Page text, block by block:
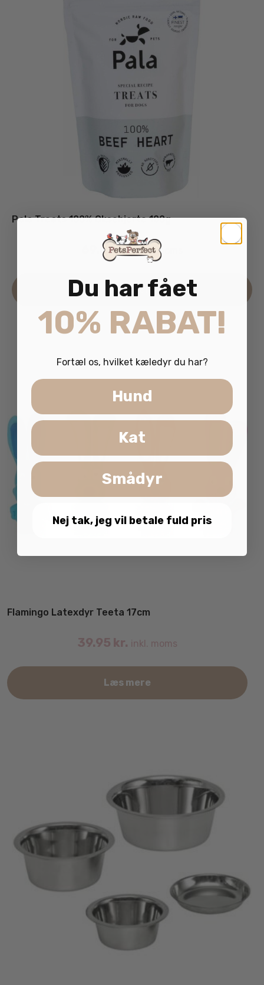
Pala Treats 100% Oksehjerte 100g
69.00kr.inkl. moms
Læs mere
Flamingo Latexdyr Teeta 17cm
39.95 kr. inkl. moms
Læs mere
Du har fået
10% RABAT!
Fortæl os, hvilket kæledyr du har?
Hund
Kat
Smådyr
Nej tak, jeg vil betale fuld pris